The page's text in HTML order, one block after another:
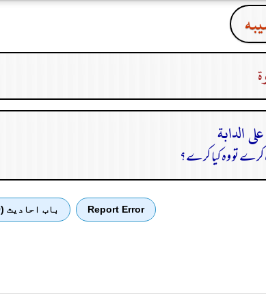
کرے تو وہ کیا کرے؟
Report Error باب احادیث (9)